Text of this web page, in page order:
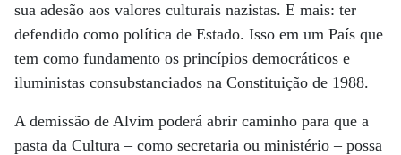
sua adesão aos valores culturais nazistas. E mais: ter
defendido como política de Estado. Isso em um País que
tem como fundamento os princípios democráticos e
iluministas consubstanciados na Constituição de 1988.
A demissão de Alvim poderá abrir caminho para que a
pasta da Cultura – como secretaria ou ministério – possa